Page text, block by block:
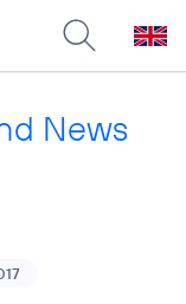
News